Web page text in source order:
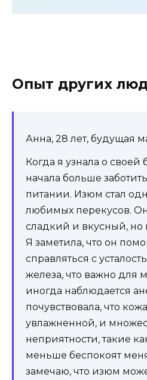
Опыт других
Анна, 28 лет, будущая
Когда я узнала о своей
начала больше
питании. Изюм стал
любимых перекусов.
сладкий и вкусный, но
Я заметила, что он
справляться с
железа, что важно для
иногда наблюдается
почувствовала, что
увлажненной, и
неприятности, такие
меньше беспокоят
замечаю, что изюм